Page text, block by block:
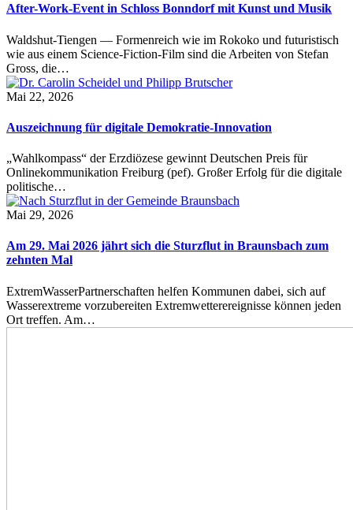
After-Work-Event in Schloss Bonndorf mit Kunst und Musik
Waldshut-Tiengen — Formenreich wie im Rokoko und futuristisch
wie aus einem Science-Fiction-Film sind die Arbeiten von Stefan
Gross, die…
Mai 22, 2026
Auszeichnung für digitale Demokratie-Innovation
„Wahlkompass“ der Erzdiözese gewinnt Deutschen Preis für
Onlinekommunikation Freiburg (pef). Großer Erfolg für die digitale
politische…
Mai 29, 2026
Am 29. Mai 2026 jährt sich die Sturzflut in Braunsbach zum
zehnten Mal
ExtremWasserPartnerschaften helfen Kommunen dabei, sich auf
Wasserextreme vorzubereiten Extremwetterereignisse können jeden
Ort treffen. Am…